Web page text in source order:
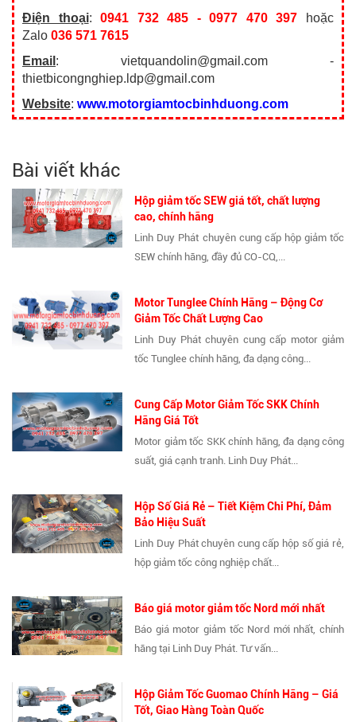
Điện thoại:0941 732 485 - 0977 470 397 hoặc
Zalo 036 571 7615
Email : vietquandolin@gmail.com -
thietbicongnghiep.ldp@gmail.com
Website: www.motorgiamtocbinhduong.com
Bài viết khác
Hộp giảm tốc SEW giá tốt, chất lượng
cao, chính hãng
Linh Duy Phát chuyên cung cấp hộp giảm tốc
SEW chính hãng, đầy đủ CO-CQ,...
Motor Tunglee Chính Hãng – Động Cơ
Giảm Tốc Chất Lượng Cao
Linh Duy Phát chuyên cung cấp motor giảm
tốc Tunglee chính hãng, đa dạng công...
Cung Cấp Motor Giảm Tốc SKK Chính
Hãng Giá Tốt
Motor giảm tốc SKK chính hãng, đa dạng công
suất, giá cạnh tranh. Linh Duy Phát...
Hộp Số Giá Rẻ – Tiết Kiệm Chi Phí, Đảm
Bảo Hiệu Suất
Linh Duy Phát chuyên cung cấp hộp số giá rẻ,
hộp giảm tốc công nghiệp chất...
Báo giá motor giảm tốc Nord mới nhất
Báo giá motor giảm tốc Nord mới nhất, chính
hãng tại Linh Duy Phát. Tư vấn...
Hộp Giảm Tốc Guomao Chính Hãng – Giá
Tốt, Giao Hàng Toàn Quốc